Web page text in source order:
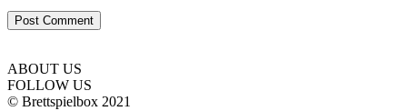
ABOUT US
FOLLOW US
© Brettspielbox 2021